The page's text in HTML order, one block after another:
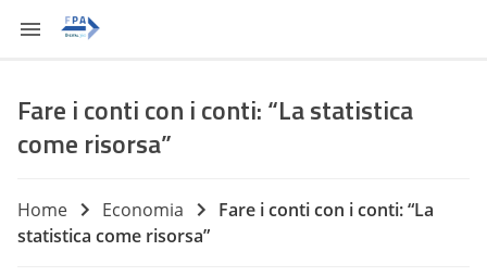
Fare i conti con i conti: “La statistica
come risorsa”
Home Economia
Fare i conti con i conti: “La
statistica come risorsa”